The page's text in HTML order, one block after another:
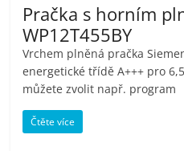
Pračka s horním
WP12T455BY
Vrchem plněná pračka
energetické třídě A+++ pro
můžete zvolit např. program
Čtěte více